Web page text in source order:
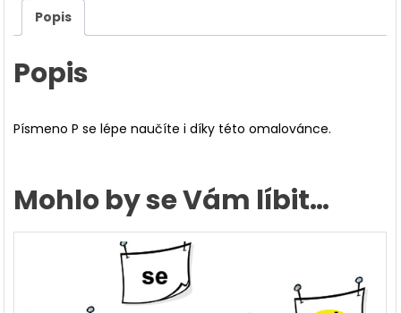
Popis
Popis
Písmeno P se lépe naučíte i díky této omalovánce.
Mohlo by se Vám líbit…